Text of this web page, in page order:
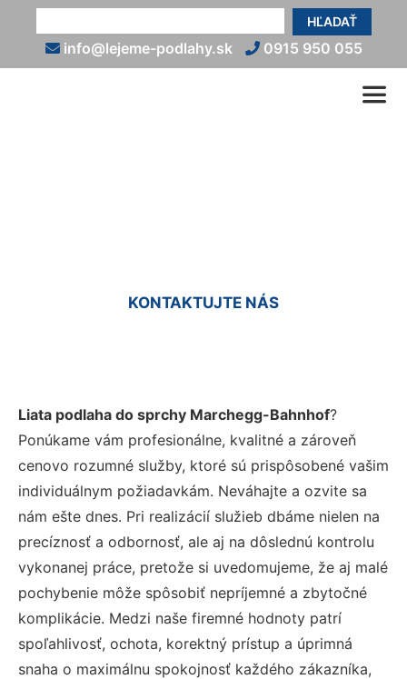
HĽADAŤ
info@lejeme-podlahy.sk 0915 950 055
KONTAKTUJTE NÁS
Liata podlaha do sprchy Marchegg-Bahnhof?
Ponúkame vám profesionálne, kvalitné a zároveň
cenovo rozumné služby, ktoré sú prispôsobené vašim
individuálnym požiadavkám. Neváhajte a ozvite sa
nám ešte dnes. Pri realizácií služieb dbáme nielen na
precíznosť a odbornosť, ale aj na dôslednú kontrolu
vykonanej práce, pretože si uvedomujeme, že aj malé
pochybenie môže spôsobiť nepríjemné a zbytočné
komplikácie. Medzi naše firemné hodnoty patrí
spoľahlivosť, ochota, korektný prístup a úprimná
snaha o maximálnu spokojnosť každého zákazníka,